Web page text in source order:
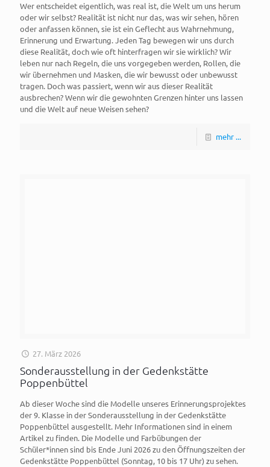
Wer entscheidet eigentlich, was real ist, die Welt um uns herum
oder wir selbst? Realität ist nicht nur das, was wir sehen, hören
oder anfassen können, sie ist ein Geflecht aus Wahrnehmung,
Erinnerung und Erwartung. Jeden Tag bewegen wir uns durch
diese Realität, doch wie oft hinterfragen wir sie wirklich? Wir
leben nur nach Regeln, die uns vorgegeben werden, Rollen, die
wir übernehmen und Masken, die wir bewusst oder unbewusst
tragen. Doch was passiert, wenn wir aus dieser Realität
ausbrechen? Wenn wir die gewohnten Grenzen hinter uns lassen
und die Welt auf neue Weisen sehen?
mehr ...
27. März 2026
Sonderausstellung in der Gedenkstätte
Poppenbüttel
Ab dieser Woche sind die Modelle unseres Erinnerungsprojektes
der 9. Klasse in der Sonderausstellung in der Gedenkstätte
Poppenbüttel ausgestellt. Mehr Informationen sind in einem
Artikel zu finden. Die Modelle und Farbübungen der
Schüler*innen sind bis Ende Juni 2026 zu den Öffnungszeiten der
Gedenkstätte Poppenbüttel (Sonntag, 10 bis 17 Uhr) zu sehen.